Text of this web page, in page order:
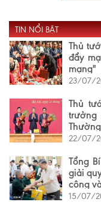
TIN NỔI BẬT
Thủ
đẩy
mạng"
23/07/
Thủ
trưởng
22/07/
Tổng
giải
công
15/07/